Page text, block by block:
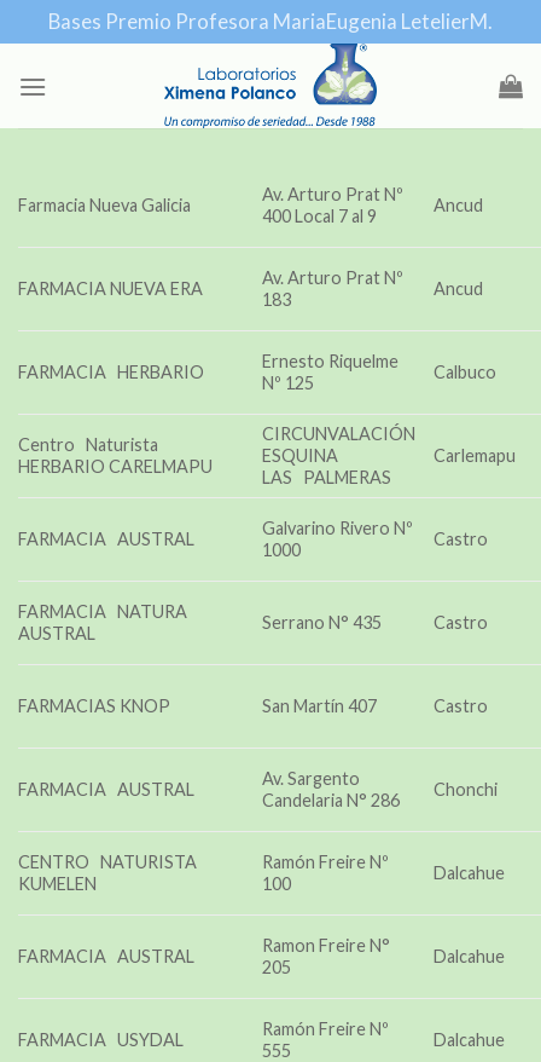
to
content
Bases Premio Profesora MariaEugenia LetelierM.
Farmacia Nueva Galicia
Av. Arturo Prat Nº
400 Local 7 al 9
Ancud
FARMACIA NUEVA ERA
Av. Arturo Prat Nº
183
Ancud
FARMACIA HERBARIO
Ernesto Riquelme
Nº 125
Calbuco
Centro Naturista
HERBARIO CARELMAPU
CIRCUNVALACIÓN
ESQUINA
LAS PALMERAS
Carlemapu
FARMACIA AUSTRAL
Galvarino Rivero Nº
1000
Castro
FARMACIA NATURA
AUSTRAL
Serrano N° 435 Castro
FARMACIAS KNOP San Martín 407 Castro
FARMACIA AUSTRAL
Av. Sargento
Candelaria N° 286
Chonchi
CENTRO NATURISTA
KUMELEN
Ramón Freire Nº
100
Dalcahue
FARMACIA AUSTRAL
Ramon Freire N°
205
Dalcahue
FARMACIA USYDAL
Ramón Freire Nº
555
Dalcahue